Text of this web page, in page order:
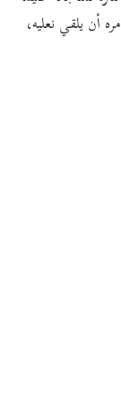
أن يلقي نعليه،